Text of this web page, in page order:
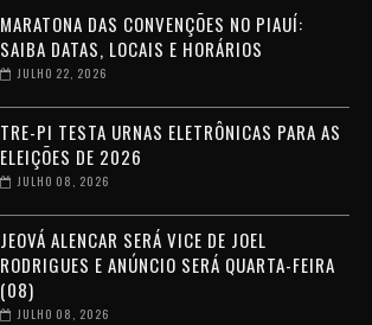
MARATONA DAS CONVENÇÕES NO PIAUÍ:
SAIBA DATAS, LOCAIS E HORÁRIOS
JULHO 22, 2026
TRE-PI TESTA URNAS ELETRÔNICAS PARA AS
ELEIÇÕES DE 2026
JULHO 08, 2026
JEOVÁ ALENCAR SERÁ VICE DE JOEL
RODRIGUES E ANÚNCIO SERÁ QUARTA-FEIRA
(08)
JULHO 08, 2026